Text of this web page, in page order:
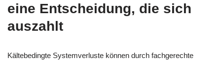
eine Entscheidung, die sich
auszahlt
Kältebedingte Systemverluste können durch fachgerechte